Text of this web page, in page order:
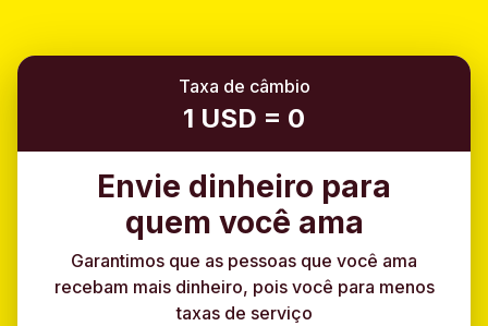
Taxa de câmbio
1 USD = 0
Envie dinheiro para
quem você ama
Garantimos que as pessoas que você ama
recebam mais dinheiro, pois você para menos
taxas de serviço